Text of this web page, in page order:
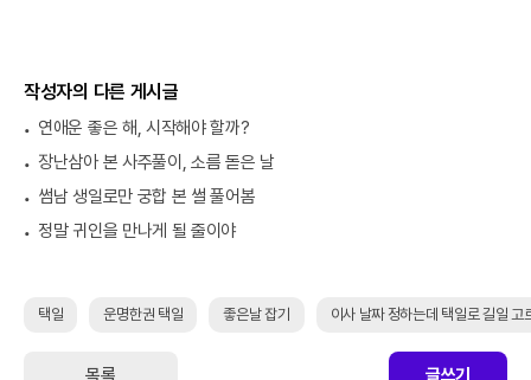
작성자의 다른 게시글
연애운 좋은 해, 시작해야 할까?
장난삼아 본 사주풀이, 소름 돋은 날
썸남 생일로만 궁합 본 썰 풀어봄
정말 귀인을 만나게 될 줄이야
택일 운명한권 택일 좋은날 잡기 이사 날짜 정하는데 택일로 길일 고
목록 글쓰기